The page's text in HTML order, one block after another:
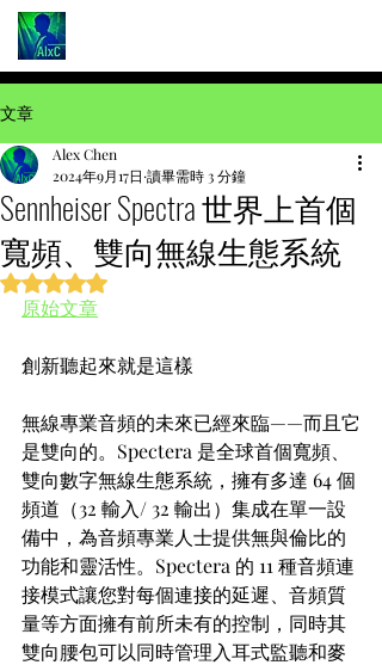
文章
Sennheiser Spectra 世界上首個
寬頻、雙向無線生態系統
Alex Chen
2024年9月17日 讀畢需時 3 分鐘
評等為 NaN（最高為 5 顆星）。
原始文章
創新聽起來就是這樣
無線專業音頻的未來已經來臨——而且它
是雙向的。Spectera 是全球首個寬頻、
雙向數字無線生態系統，擁有多達 64 個
頻道（32 輸入/ 32 輸出）集成在單一設
備中，為音頻專業人士提供無與倫比的
功能和靈活性。Spectera 的 11 種音頻連
接模式讓您對每個連接的延遲、音頻質
量等方面擁有前所未有的控制，同時其
雙向腰包可以同時管理入耳式監聽和麥